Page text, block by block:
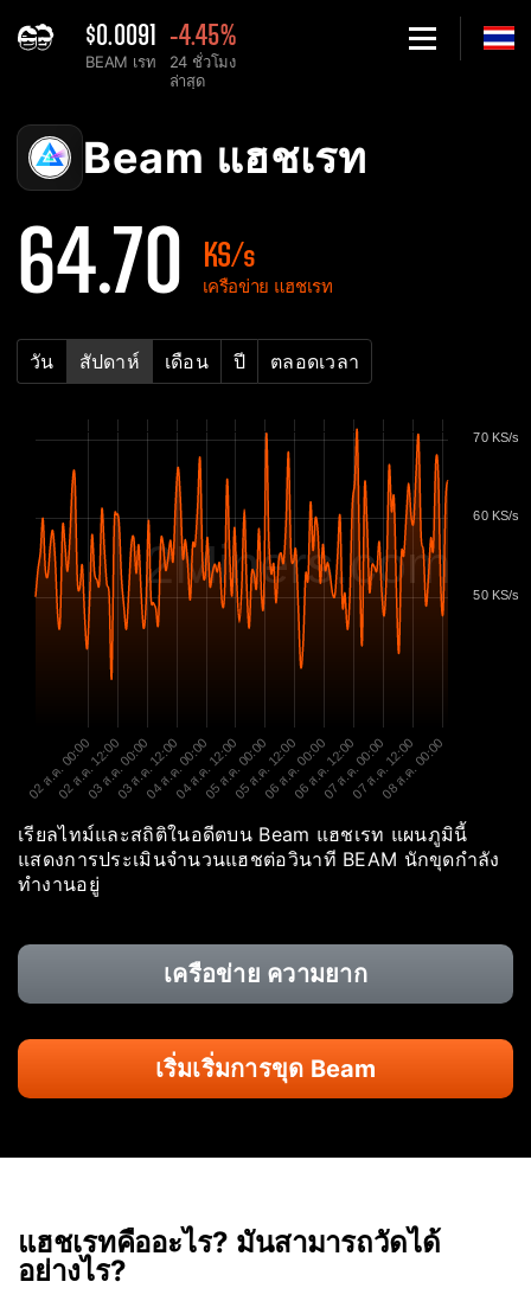
$0.0091
BEAM เรท
-4.45%
24 ชั่วโมง
ล่าสุด
Beam แผนภูมิเครือข่ายแฮชเรต - 2Miners
Beam แฮชเรท
64.70 KS/s
เครือข่าย แฮชเรท
วัน สัปดาห์ เดือน ปี ตลอดเวลา
2Miners.com
02 ส.ค. 00:00
02 ส.ค. 12:00
03 ส.ค. 00:00
03 ส.ค. 12:00
04 ส.ค. 00:00
04 ส.ค. 12:00
05 ส.ค. 00:00
05 ส.ค. 12:00
06 ส.ค. 00:00
06 ส.ค. 12:00
07 ส.ค. 00:00
07 ส.ค. 12:00
08 ส.ค. 00:00
50 KS/s
60 KS/s
70 KS/s
เรียลไทม์และสถิติในอดีตบน Beam แฮชเรท แผนภูมินี้
แสดงการประเมินจำนวนแฮชต่อวินาที BEAM นักขุดกำลัง
ทำงานอยู่
เครือข่าย ความยาก
เริ่มเริ่มการขุด Beam
แฮชเรทคืออะไร? มันสามารถวัดได้
อย่างไร?